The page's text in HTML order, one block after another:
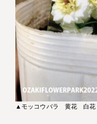
▲モッコウバラ 黄花 白花